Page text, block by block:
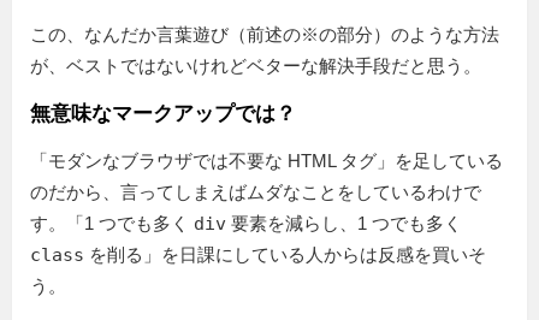
この、なんだか言葉遊び（前述の※の部分）のような方法
が、ベストではないけれどベターな解決手段だと思う。
無意味なマークアップでは？
「モダンなブラウザでは不要な HTML タグ」を足している
のだから、言ってしまえばムダなことをしているわけで
す。「1 つでも多く div 要素を減らし、1 つでも多く
class を削る」を日課にしている人からは反感を買いそ
う。